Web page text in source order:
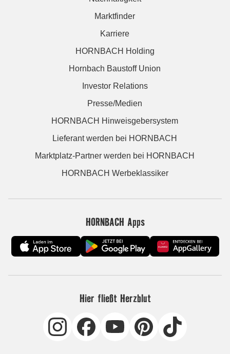
Marktfinder
Karriere
HORNBACH Holding
Hornbach Baustoff Union
Investor Relations
Presse/Medien
HORNBACH Hinweisgebersystem
Lieferant werden bei HORNBACH
Marktplatz-Partner werden bei HORNBACH
HORNBACH Werbeklassiker
HORNBACH Apps
Hier fließt Herzblut